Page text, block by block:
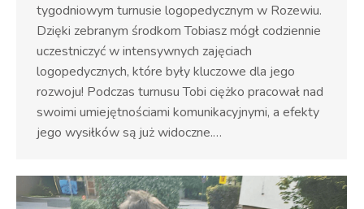
tygodniowym turnusie logopedycznym w Rozewiu.
Dzięki zebranym środkom Tobiasz mógł codziennie
uczestniczyć w intensywnych zajęciach
logopedycznych, które były kluczowe dla jego
rozwoju! Podczas turnusu Tobi ciężko pracował nad
swoimi umiejętnościami komunikacyjnymi, a efekty
jego wysiłków są już widoczne.…